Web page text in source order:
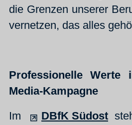
die Grenzen unserer
vernetzen, das alles
Professionelle Werte
Media-Kampagne
Im
DBfK Südost